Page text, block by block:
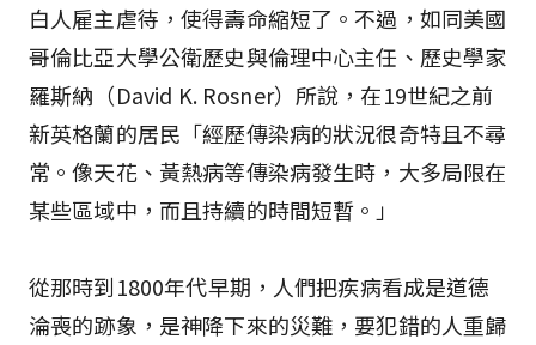
白人雇主虐待，使得壽命縮短了。不過，如同美國
哥倫比亞大學公衛歷史與倫理中心主任、歷史學家
羅斯納（David K. Rosner）所說，在19世紀之前
新英格蘭的居民「經歷傳染病的狀況很奇特且不尋
常。像天花、黃熱病等傳染病發生時，大多局限在
某些區域中，而且持續的時間短暫。」
從那時到1800年代早期，人們把疾病看成是道德
淪喪的跡象，是神降下來的災難，要犯錯的人重歸